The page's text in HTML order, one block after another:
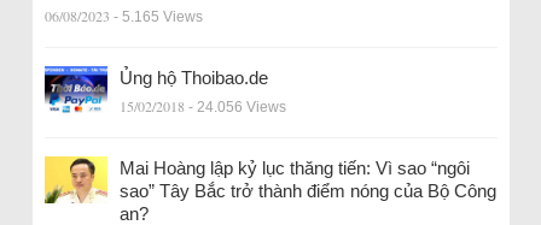
06/08/2023 - 5.165 Views
Ủng hộ Thoibao.de
15/02/2018 - 24.056 Views
Mai Hoàng lập kỷ lục thăng tiến: Vì sao “ngôi
sao” Tây Bắc trở thành điểm nóng của Bộ Công
an?